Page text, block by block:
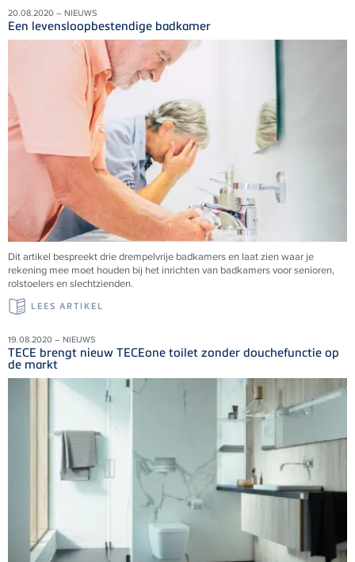
20.08.2020 – NIEUWS
Een levensloopbestendige badkamer
Dit artikel bespreekt drie drempelvrije badkamers en laat zien waar je
rekening mee moet houden bij het inrichten van badkamers voor senioren,
rolstoelers en slechtzienden.
LEES ARTIKEL
19.08.2020 – NIEUWS
TECE brengt nieuw TECEone toilet zonder douchefunctie op
de markt